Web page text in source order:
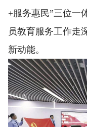
+服务惠民”三位一
员教育服务工作走
新动能。